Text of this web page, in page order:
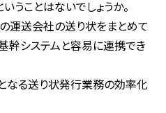
うことはないでしょうか。
運送会社の送り状をまとめて
幹システムと容易に連携でき
なる送り状発行業務の効率化